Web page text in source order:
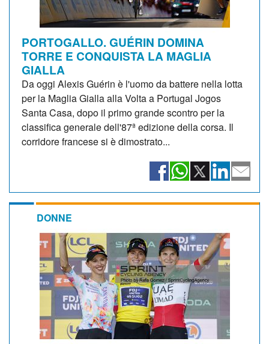
PORTOGALLO. GUÉRIN DOMINA
TORRE E CONQUISTA LA MAGLIA
GIALLA
Da oggi Alexis Guérin è l'uomo da battere nella lotta
per la Maglia Gialla alla Volta a Portugal Jogos
Santa Casa, dopo il primo grande scontro per la
classifica generale dell'87ª edizione della corsa. Il
corridore francese si è dimostrato...
DONNE